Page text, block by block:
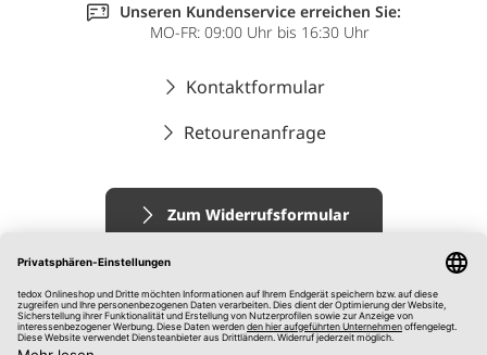
Unseren Kundenservice erreichen Sie:
MO-FR: 09:00 Uhr bis 16:30 Uhr
Kontaktformular
Retourenanfrage
Zum Widerrufsformular
Impressum
AGB